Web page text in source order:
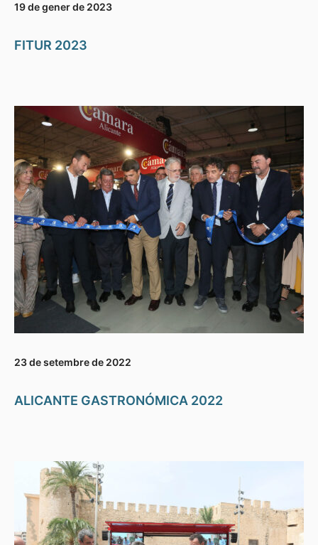
19 de gener de 2023
FITUR 2023
23 de setembre de 2022
ALICANTE GASTRONÓMICA 2022